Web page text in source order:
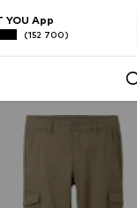
YOU App
(152 700)